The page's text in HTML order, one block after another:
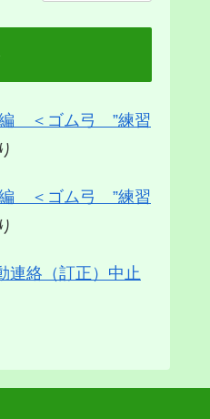
編 ＜ゴム弓 ”練習
編 ＜ゴム弓 ”練習
連絡（訂正）中止